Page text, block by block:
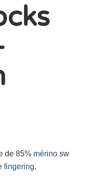
de 85% mérinosw
fingering.